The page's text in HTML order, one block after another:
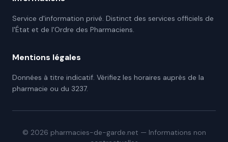
Service d'information privé. Distinct des services officiels de
l'État et de l'Ordre des Pharmaciens.
Mentions légales
Données à titre indicatif. Vérifiez les horaires auprès de la
pharmacie ou du 3237.
© 2026 pharmacies-de-garde.net — Informations non